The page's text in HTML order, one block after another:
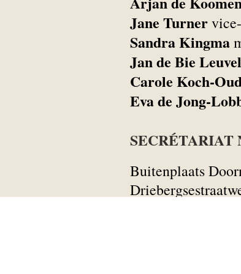
Jane Turner
Sandra Kingma
Jan de Bie
Carole Koch-
Eva de Jong-
SECRÉTARIAT
Buitenplaats